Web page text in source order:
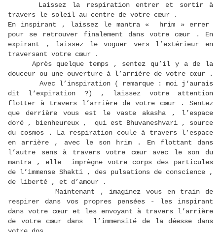
Laissez la respiration entrer et sortir à
travers le soleil au centre de votre cœur .
En inspirant , laissez le mantra « hrim » errer
pour se retrouver finalement dans votre cœur . En
expirant , laissez le voguer vers l’extérieur en
traversant votre cœur .
Après quelque temps , sentez qu’il y a de la
douceur ou une ouverture à l’arrière de votre cœur .
Avec l’inspiration ( remarque : moi j‘aurais
dit l‘expiration ?) , laissez votre attention
flotter à travers l’arrière de votre cœur . Sentez
que derrière vous est le vaste akasha , l’espace
doré , bienheureux , qui est Bhuvaneshvari , source
du cosmos . La respiration coule à travers l’espace
en arrière , avec le son hrim . En flottant dans
l’autre sens à travers votre cœur avec le son du
mantra , elle imprègne votre corps des particules
de l’immense Shakti , des pulsations de conscience ,
de liberté , et d’amour .
Maintenant , imaginez vous en train de
respirer dans vos propres pensées - les inspirant
dans votre cœur et les envoyant à travers l’arrière
de votre cœur dans l’immensité de la déesse dans